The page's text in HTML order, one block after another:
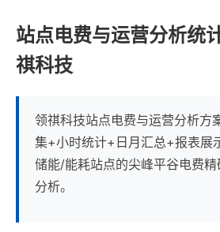
站点电费与运营分析统
祺科技
领祺科技站点电费与运营分析方
集+小时统计+日月汇总+报表展
储能/能耗站点的尖峰平谷电费
分析。